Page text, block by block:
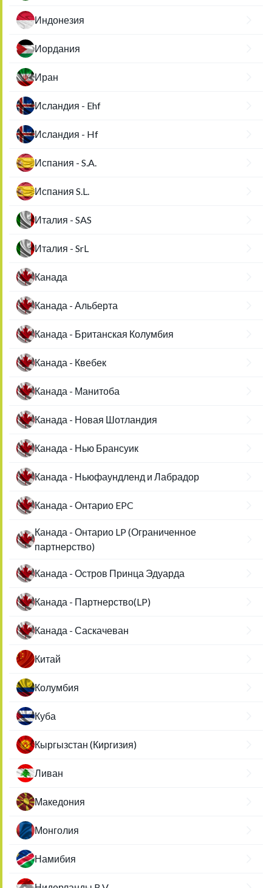
Индонезия
Иордания
Иран
Исландия - Ehf
Исландия - Hf
Испания - S.A.
Испания S.L.
Италия - SAS
Италия - SrL
Канада
Канада - Альберта
Канада - Британская Колумбия
Канада - Квебек
Канада - Манитоба
Канада - Новая Шотландия
Канада - Нью Брансуик
Канада - Ньюфаундленд и Лабрадор
Канада - Онтарио EPC
Канада - Онтарио LP (Ограниченное
партнерство)
Канада - Остров Принца Эдуарда
Канада - Партнерство(LP)
Канада - Саскачеван
Китай
Колумбия
Куба
Кыргызстан (Киргизия)
Ливан
Македония
Монголия
Намибия